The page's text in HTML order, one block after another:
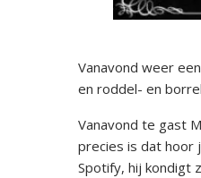
Vanavond weer
en roddel- en
Vanavond te gast
precies is dat hoor
Spotify, hij kondigt